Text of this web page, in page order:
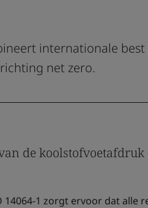
internationale
net zero.
de koolstofvoetafdruk
14064-1 zorgt ervoor dat alle